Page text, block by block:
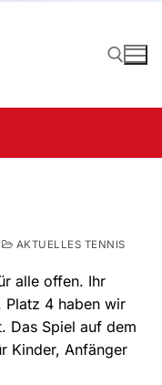
AKTUELLES TENNIS
alle offen. Ihr
Platz 4 haben wir
Das Spiel auf dem
Kinder, Anfänger